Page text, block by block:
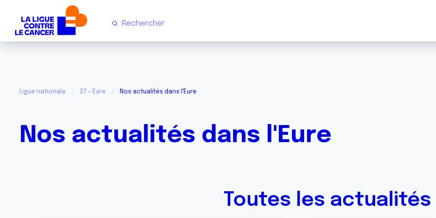
Ligue nationale 27 - Eure Nos actualités dans l'Eure
Nos actualités dans l'Eure
Toutes les actualités